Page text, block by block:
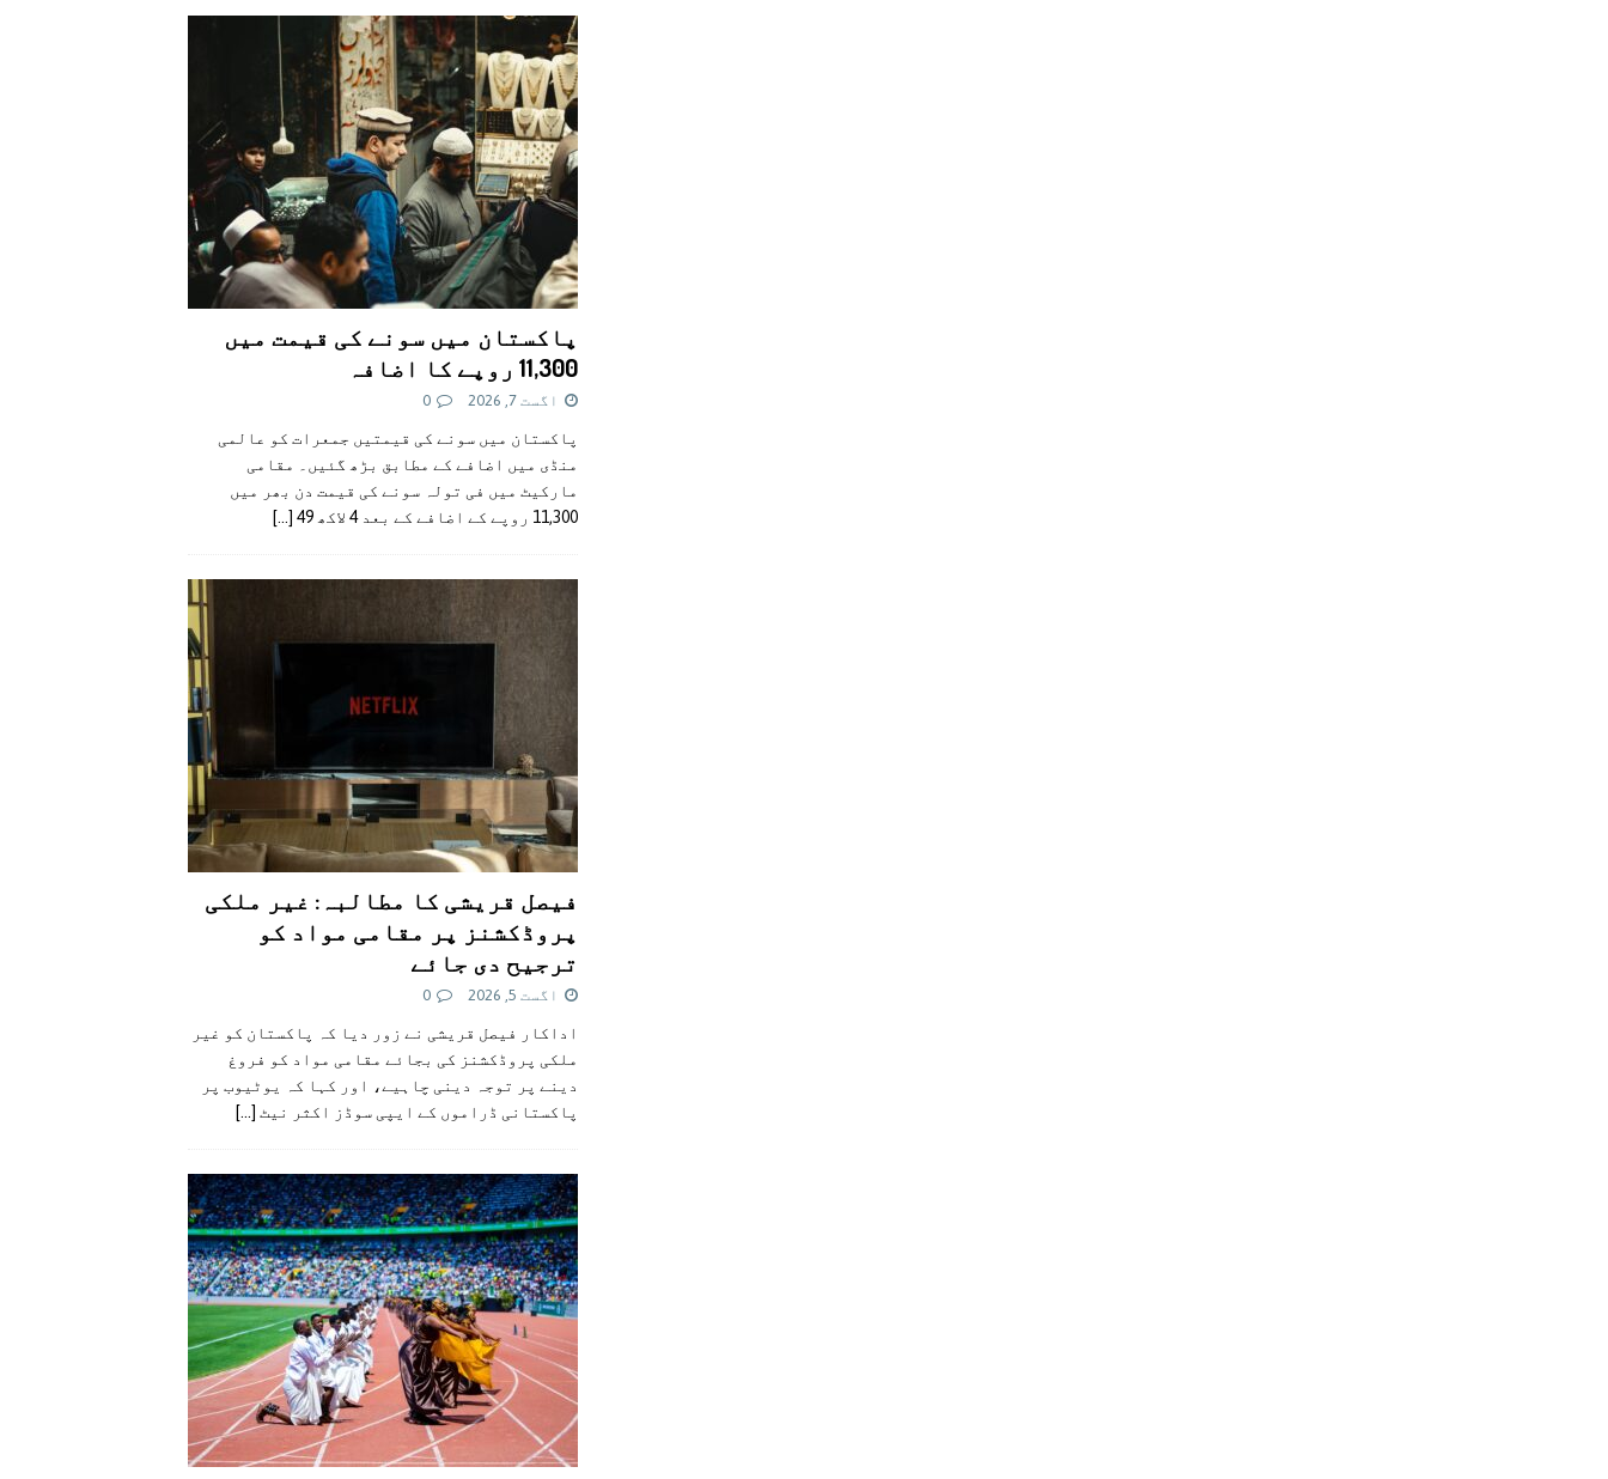
پاکستان میں سونے کی قیمت میں
11,300 روپے کا اضافہ
اگست 7, 2026 0
پاکستان میں سونے کی قیمتیں جمعرات کو عالمی
منڈی میں اضافے کے مطابق بڑھ گئیں۔ مقامی
مارکیٹ میں فی تولہ سونے کی قیمت دن بھر میں
11,300 روپے کے اضافے کے بعد 4 لاکھ 49
[...]
فیصل قریشی کا مطالبہ: غیر ملکی
پروڈکشنز پر مقامی مواد کو
ترجیح دی جائے
اگست 5, 2026 0
اداکار فیصل قریشی نے زور دیا کہ پاکستان کو غیر
ملکی پروڈکشنز کی بجائے مقامی مواد کو فروغ
دینے پر توجہ دینی چاہیے، اور کہا کہ یوٹیوب پر
پاکستانی ڈراموں کے ایپی سوڈز اکثر نیٹ [...]